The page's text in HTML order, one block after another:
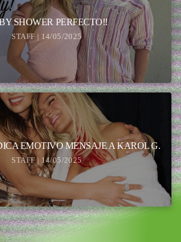
SHOWER PERFECTO!!
STAFF | 14/05/2025
EMOTIVO MENSAJE A KAROL G.
STAFF | 14/05/2025